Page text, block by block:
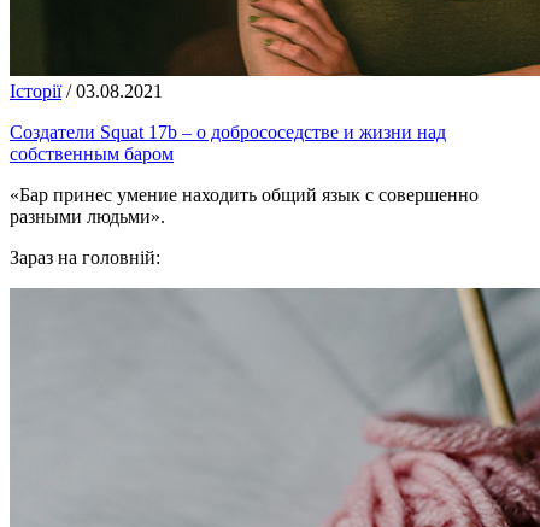
Історії / 03.08.2021
Создатели Squat 17b – о добрососедстве и жизни над
собственным баром
«Бар принес умение находить общий язык с совершенно
разными людьми».
Зараз на головній: